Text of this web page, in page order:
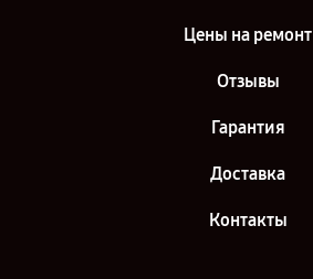
Цены на ремонт
Отзывы
Гарантия
Доставка
Контакты